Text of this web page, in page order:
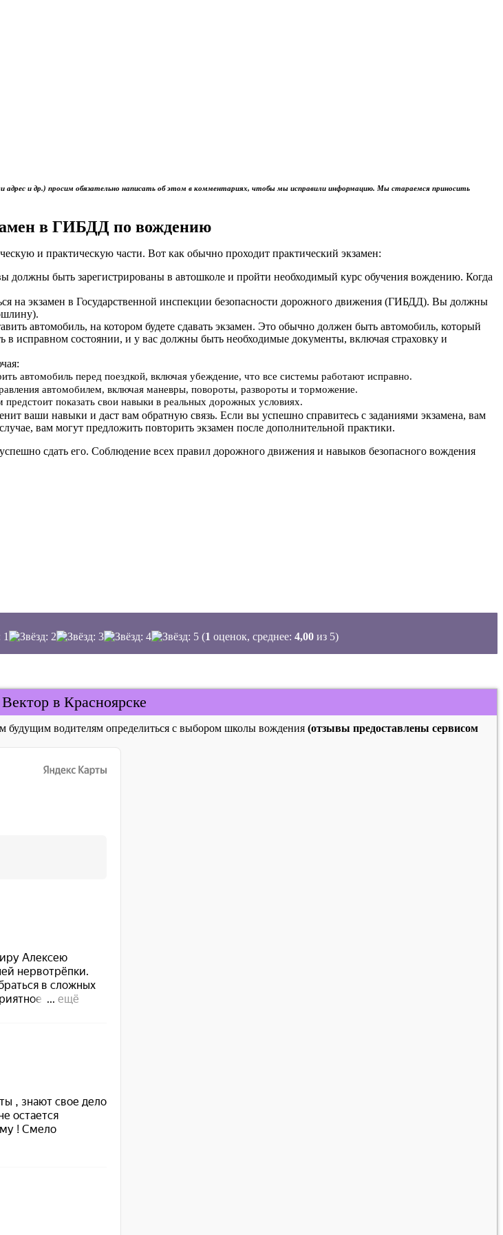
адрес и др.) просим обязательно написать об этом в комментариях, чтобы мы исправили информацию. Мы стараемся приносить
в ГИБДД по вождению
и практическую части. Вот как обычно проходит практический экзамен:
должны быть зарегистрированы в автошколе и пройти необходимый курс обучения вождению. Когда
на экзамен в Государственной инспекции безопасности дорожного движения (ГИБДД). Вы должны
автомобиль, на котором будете сдавать экзамен. Это обычно должен быть автомобиль, который
исправном состоянии, и у вас должны быть необходимые документы, включая страховку и
автомобиль перед поездкой, включая убеждение, что все системы работают исправно.
автомобилем, включая маневры, повороты, развороты и торможение.
показать свои навыки в реальных дорожных условиях.
ваши навыки и даст вам обратную связь. Если вы успешно справитесь с заданиями экзамена, вам
вам могут предложить повторить экзамен после дополнительной практики.
сдать его. Соблюдение всех правил дорожного движения и навыков безопасного вождения
(1 оценок, среднее: 4,00 из 5)
в Красноярске
будущим водителям определиться с выбором школы вождения (отзывы предоставлены сервисом